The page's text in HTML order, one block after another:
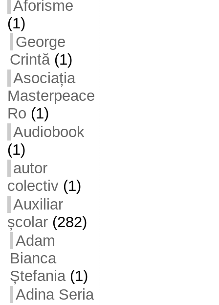
Aforisme
(1)
George
Crintă(1)
Asociația
Masterpeace
Ro (1)
Audiobook
(1)
autor
colectiv(1)
Auxiliar
școlar(282)
Adam
Bianca
Ștefania(1)
Adina Seria